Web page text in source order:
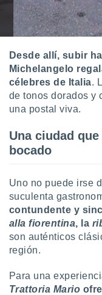
Desde allí, subir
Michelangelo
célebres de Italia.
de tonos dorados y
una postal viva.
Una ciudad
bocado
Uno no puede irse
suculenta
contundente y
alla fiorentina, la
son auténticos
región.
Para una
Trattoria Mario